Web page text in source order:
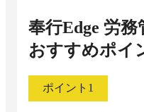
奉行Edge 労
おすすめポイ
ポイント 1